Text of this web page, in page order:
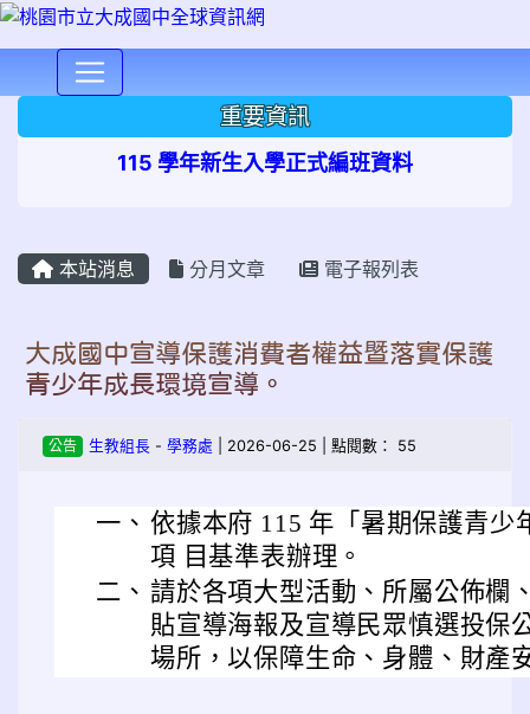
重要資訊
115 學年新生入學正式編班資料
本站消息 分月文章 電子報列表
大成國中宣導保護消費者權益暨落實保護
青少年成長環境宣導。
公告 生教組長- 學務處 | 2026-06-25 | 點閱數： 55
一、 依據本府 115 年「暑期保護青少
項 目基準表辦理。
二、 請於各項大型活動、所屬公佈欄
貼宣導海報及宣導民眾慎選投保
場所，以保障生命、身體、財產